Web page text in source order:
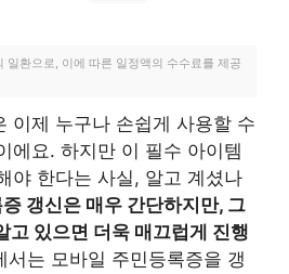
일환으로, 이에 따른 일정액의 수수료를 제공
이제 누구나 손쉽게 사용할 수
에요. 하지만 이 필수 아이템
야 한다는 사실, 알고 계셨나
갱신은 매우 간단하지만, 그
고 있으면 더욱 매끄럽게 진행
서는 모바일 주민등록증을 갱